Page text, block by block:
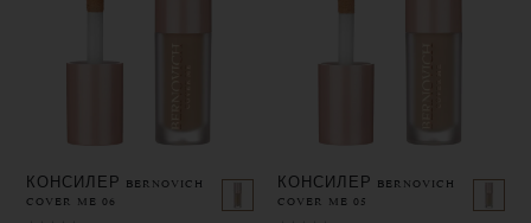
КОНСИЛЕР BERNOVICH
COVER ME 06
КОНСИЛЕР BERNOVICH
COVER ME 05